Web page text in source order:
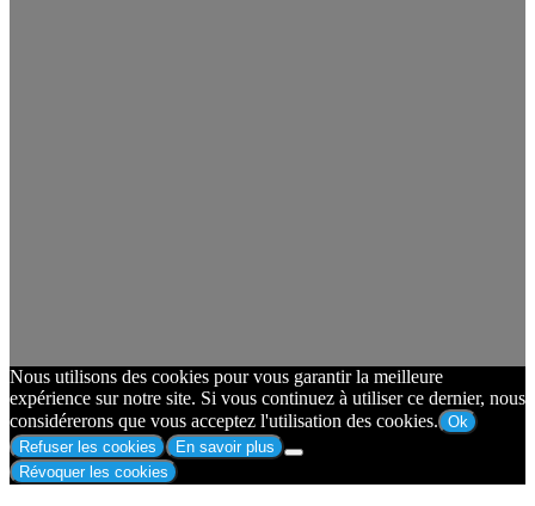
Nous utilisons des cookies pour vous garantir la meilleure
expérience sur notre site. Si vous continuez à utiliser ce dernier, nous
considérerons que vous acceptez l'utilisation des cookies. Ok
Refuser les cookies
En savoir plus
Révoquer les cookies